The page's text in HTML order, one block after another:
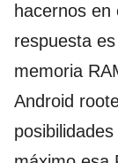
hacernos
respuesta
memoria
Android